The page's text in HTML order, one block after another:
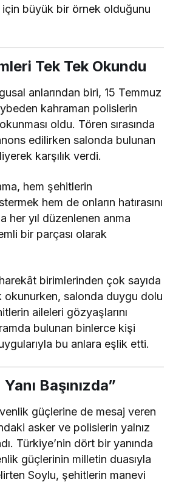
büyük bir örnek olduğunu
Tek Tek Okundu
anlarından biri, 15 Temmuz
kahraman polislerin
oldu. Tören sırasında
edilirken salonda bulunan
karşılık verdi.
hem şehitlerin
hem de onların hatırasını
her yıl düzenlenen anma
bir parçası olarak
birimlerinden çok sayıda
okunurken, salonda duygu dolu
aileleri gözyaşlarını
bulunan binlerce kişi
bu anlara eşlik etti.
Başınızda”
güçlerine de mesaj veren
asker ve polislerin yalnız
Türkiye’nin dört bir yanında
güçlerinin milletin duasıyla
Soylu, şehitlerin manevi